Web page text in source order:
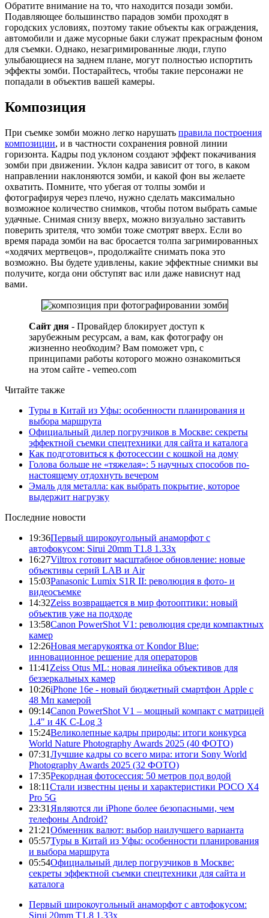
Обратите внимание на то, что находится позади зомби.
Подавляющее большинство парадов зомби проходят в
городских условиях, поэтому такие объекты как ограждения,
автомобили и даже мусорные баки служат прекрасным фоном
для съемки. Однако, незагримированные люди, глупо
улыбающиеся на заднем плане, могут полностью испортить
эффекты зомби. Постарайтесь, чтобы такие персонажи не
попадали в объектив вашей камеры.
Композиция
При съемке зомби можно легко нарушать правила построения
композиции, и в частности сохранения ровной линии
горизонта. Кадры под уклоном создают эффект покачивания
зомби при движении. Уклон кадра зависит от того, в каком
направлении наклоняются зомби, и какой фон вы желаете
охватить. Помните, что убегая от толпы зомби и
фотографируя через плечо, нужно сделать максимально
возможное количество снимков, чтобы потом выбрать самые
удачные. Снимая снизу вверх, можно визуально заставить
поверить зрителя, что зомби тоже смотрят вверх. Если во
время парада зомби на вас бросается толпа загримированных
«ходячих мертвецов», продолжайте снимать пока это
возможно. Вы будете удивлены, какие эффектные снимки вы
получите, когда они обступят вас или даже нависнут над
вами.
Сайт дня - Провайдер блокирует доступ к
зарубежным ресурсам, а вам, как фотографу он
жизненно необходим? Вам поможет vpn, с
принципами работы которого можно ознакомиться
на этом сайте - vemeo.com
Читайте также
Туры в Китай из Уфы: особенности планирования и
выбора маршрута
Официальный дилер погрузчиков в Москве: секреты
эффектной съемки спецтехники для сайта и каталога
Как подготовиться к фотосессии с кошкой на дому
Голова больше не «тяжелая»: 5 научных способов по-
настоящему отдохнуть вечером
Эмаль для металла: как выбрать покрытие, которое
выдержит нагрузку
Последние новости
19:36Первый широкоугольный анаморфот с
автофокусом: Sirui 20mm T1.8 1.33x
16:27Viltrox готовит масштабное обновление: новые
объективы серий LAB и Air
15:03Panasonic Lumix S1R II: революция в фото- и
видеосъемке
14:32Zeiss возвращается в мир фотооптики: новый
объектив уже на подходе
13:58Canon PowerShot V1: революция среди компактных
камер
12:26Новая мегарукоятка от Kondor Blue:
инновационное решение для операторов
11:41 Zeiss Otus ML: новая линейка объективов для
беззеркальных камер
10:26iPhone 16e - новый бюджетный смартфон Apple с
48 Мп камерой
09:14Canon PowerShot V1 – мощный компакт с матрицей
1.4" и 4K C-Log 3
15:24Великолепные кадры природы: итоги конкурса
World Nature Photography Awards 2025 (40 ФОТО)
07:31Лучшие кадры со всего мира: итоги Sony World
Photography Awards 2025 (32 ФОТО)
17:35Рекордная фотосессия: 50 метров под водой
18:11Стали известны цены и характеристики POCO X4
Pro 5G
23:31 Являются ли iPhone более безопасными, чем
телефоны Android?
21:21Обменник валют: выбор наилучшего варианта
05:57Туры в Китай из Уфы: особенности планирования
и выбора маршрута
05:54Официальный дилер погрузчиков в Москве:
секреты эффектной съемки спецтехники для сайта и
каталога
Первый широкоугольный анаморфот с автофокусом:
Sirui 20mm T1.8 1.33x